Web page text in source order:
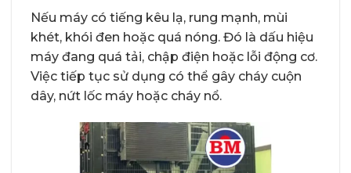
Nếu máy có tiếng kêu lạ, rung mạnh, mùi
khét, khói đen hoặc quá nóng. Đó là dấu hiệu
máy đang quá tải, chập điện hoặc lỗi động cơ.
Việc tiếp tục sử dụng có thể gây cháy cuộn
dây, nứt lốc máy hoặc cháy nổ.